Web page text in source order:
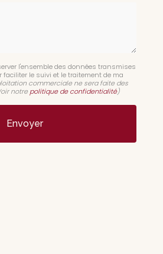
l'ensemble des données transmises
faciliter le suivi et le traitement de ma
commerciale ne sera faite des
notre politique de confidentialité)